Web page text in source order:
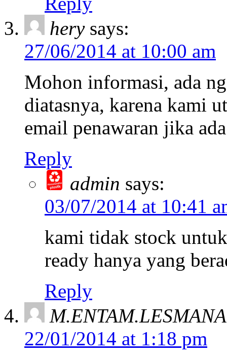
hery says:
27/06/2014 at 10:00 am
Mohon informasi, ada
diatasnya, karena kami
email penawaran jika
Reply
admin says:
03/07/2014 at 10:41
kami tidak stock
ready hanya yang
Reply
M.ENTAM.LESMANA
22/01/2014 at 1:18 pm